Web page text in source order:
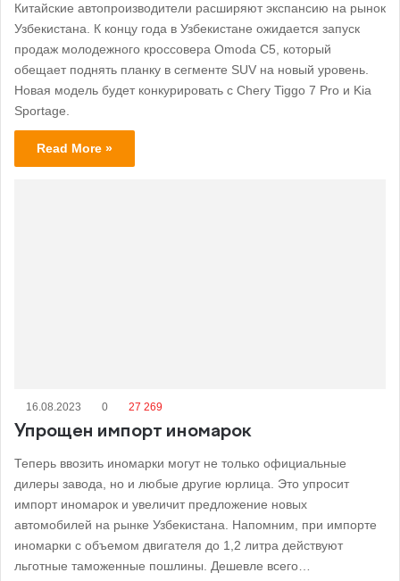
Китайские автопроизводители расширяют экспансию на рынок
Узбекистана. К концу года в Узбекистане ожидается запуск
продаж молодежного кроссовера Omoda C5, который
обещает поднять планку в сегменте SUV на новый уровень.
Новая модель будет конкурировать с Chery Tiggo 7 Pro и Kia
Sportage.
Read More »
16.08.2023 0 27 269
Упрощен импорт иномарок
Теперь ввозить иномарки могут не только официальные
дилеры завода, но и любые другие юрлица. Это упросит
импорт иномарок и увеличит предложение новых
автомобилей на рынке Узбекистана. Напомним, при импорте
иномарки с объемом двигателя до 1,2 литра действуют
льготные таможенные пошлины. Дешевле всего…